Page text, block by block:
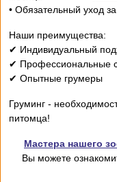
• Обязательный уход
Наши преимущества:
✔ Индивидуальный
✔ Профессиональные
✔ Опытные грумеры
Груминг -
питомца!
Мастера нашего
Вы можете